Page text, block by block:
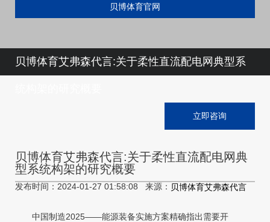
贝博体育官网
贝博体育艾弗森代言:关于柔性直流配电网典型系
立即咨询
贝博体育艾弗森代言:关于柔性直流配电网典
型系统构架的研究概要
发布时间：2024-01-27 01:58:08 来源： 贝博体育艾弗森代言
中国制造2025——能源装备实施方案精确指出需要开